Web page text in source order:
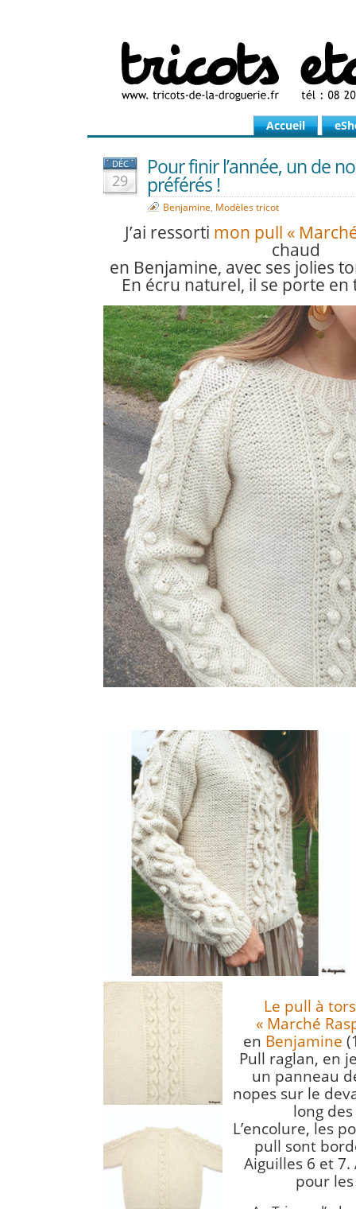
Accueil
DÉC
29
Pour finir l’année, un de
préférés !
Benjamine, Modèles tricot
J’ai ressorti mon pull «
chaud
en Benjamine, avec ses jolies
En écru naturel, il se porte
Le pull à
« Marché
en Benjamine
Pull raglan, en
un panneau
nopes sur le
long
L’encolure, les
pull sont
Aiguilles 6 et
pour